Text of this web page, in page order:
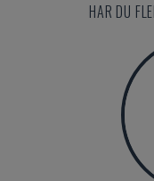
HAR DU